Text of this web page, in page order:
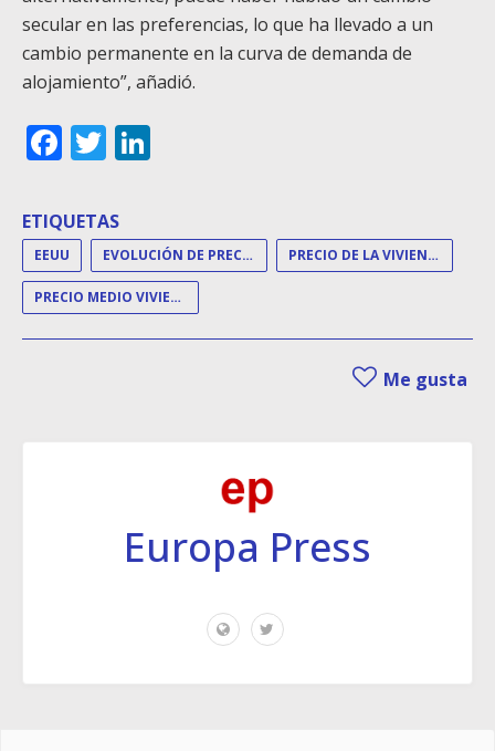
secular en las preferencias, lo que ha llevado a un
cambio permanente en la curva de demanda de
alojamiento”, añadió.
Facebook
Twitter
ETIQUETAS
EEUU EVOLUCIÓN DE PRECIOS PRECIO DE LA VIVIENDA
PRECIO MEDIO VIVIENDA
Me gusta
Europa Press